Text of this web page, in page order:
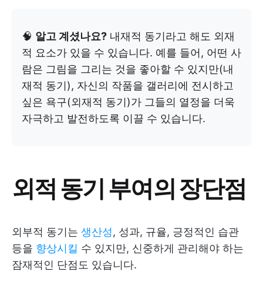
🧠 알고 계셨나요? 내재적 동기라고 해도 외재
적 요소가 있을 수 있습니다. 예를 들어, 어떤 사
람은 그림을 그리는 것을 좋아할 수 있지만(내
재적 동기), 자신의 작품을 갤러리에 전시하고
싶은 욕구(외재적 동기)가 그들의 열정을 더욱
자극하고 발전하도록 이끌 수 있습니다.
외적 동기 부여의 장단점
외부적 동기는 생산성, 성과, 규율, 긍정적인 습관
등을 향상시킬 수 있지만, 신중하게 관리해야 하는
잠재적인 단점도 있습니다.